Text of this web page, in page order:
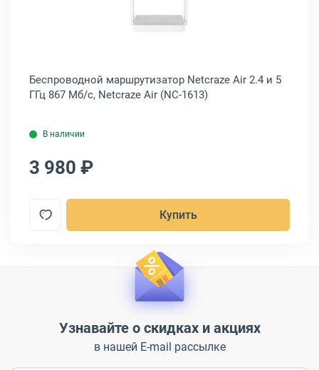
Беспроводной маршрутизатор Netcraze Air 2.4 и 5
ГГц 867 Мб/с, Netcraze Air (NC-1613)
В наличии
3 980 ₽
Купить
Узнавайте о скидках и акциях
в нашей E-mail рассылке